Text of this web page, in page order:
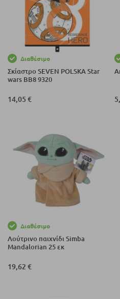
Διαθέσιμο
Σκίαστρο SEVEN POLSKA Star
wars BB8 9320
14,05 €
Διαθέσιμο
Λούτρινο παιχνίδι Simba
Mandalorian 25 εκ
19,62 €